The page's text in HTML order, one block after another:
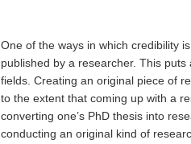
One of the ways in which credibility
published by a researcher. This
fields. Creating an original piece of
to the extent that coming up with a
converting one’s PhD thesis into
conducting an original kind of